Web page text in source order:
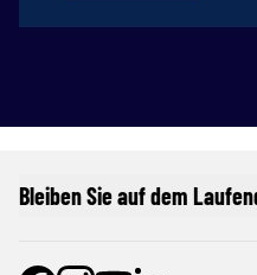
Bleiben Sie auf dem